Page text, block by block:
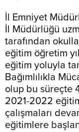
İl Emniyet
İl Müdürlüğü
tarafından
eğitim öğretim
eğitim yoluyla
Bağımlılıkla
olup bu süreçte
2021-2022
çalışmaları
eğitimlere